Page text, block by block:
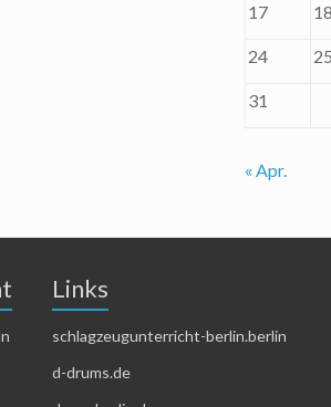
17 18
24 25
31
« Apr.
Links
schlagzeugunterricht-berlin.berlin
d-drums.de